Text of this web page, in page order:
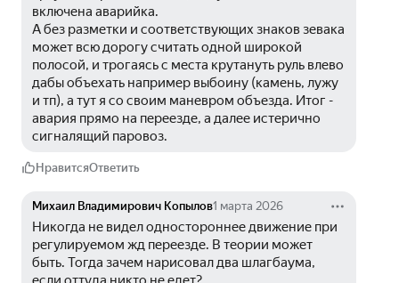
включена аварийка.
А без разметки и соответствующих знаков зевака
может всю дорогу считать одной широкой
полосой, и трогаясь с места крутануть руль влево
дабы объехать например выбоину (камень, лужу
и тп), а тут я со своим маневром объезда. Итог -
авария прямо на переезде, а далее истерично
сигналящий паровоз.
НравитсяОтветить
Михаил Владимирович Копылов1 марта 2026
Никогда не видел одностороннее движение при
регулируемом жд переезде. В теории может
быть. Тогда зачем нарисовал два шлагбаума,